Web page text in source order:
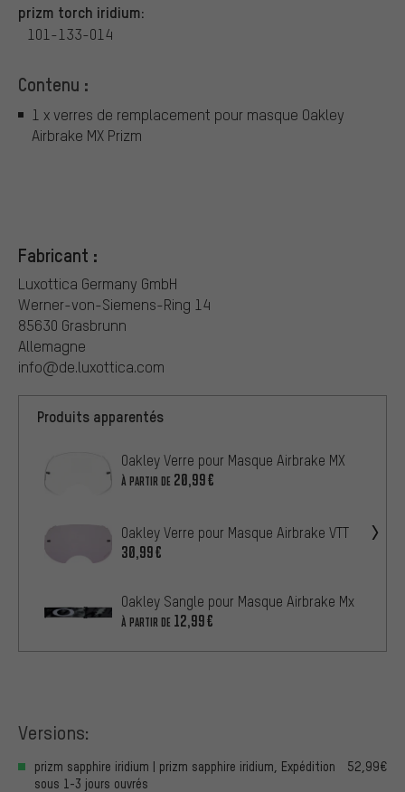
prizm torch iridium:
101-133-014
Contenu :
1 x verres de remplacement pour masque Oakley
Airbrake MX Prizm
Fabricant :
Luxottica Germany GmbH
Werner-von-Siemens-Ring 14
85630 Grasbrunn
Allemagne
info@de.luxottica.com
Produits apparentés
Oakley Verre pour Masque Airbrake MX
À PARTIR DE 20,99€
Oakley Verre pour Masque Airbrake VTT
30,99€
Oakley Sangle pour Masque Airbrake Mx
À PARTIR DE 12,99€
Versions:
prizm sapphire iridium | prizm sapphire iridium, Expédition
sous 1-3 jours ouvrés
52,99€